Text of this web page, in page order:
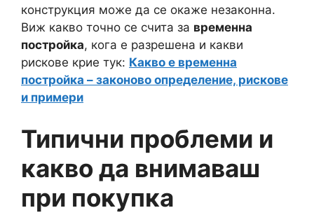
конструкция може да се окаже незаконна.
Виж какво точно се счита за временна
постройка, кога е разрешена и какви
рискове крие тук: Какво е временна
постройка – законово определение, рискове
и примери
Типични проблеми и
какво да внимаваш
при покупка